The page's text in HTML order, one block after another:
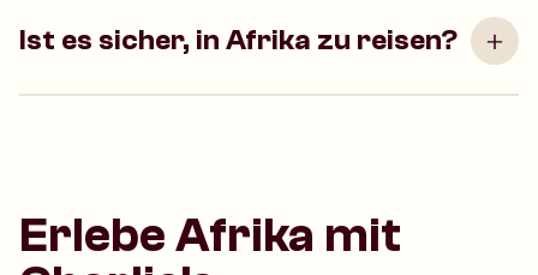
Ist es sicher, in Afrika zu reisen?
Erlebe Afrika mit